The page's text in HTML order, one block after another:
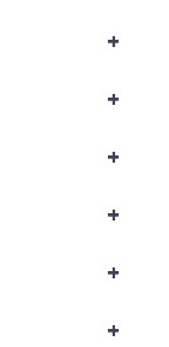
+
+
+
+
+
+